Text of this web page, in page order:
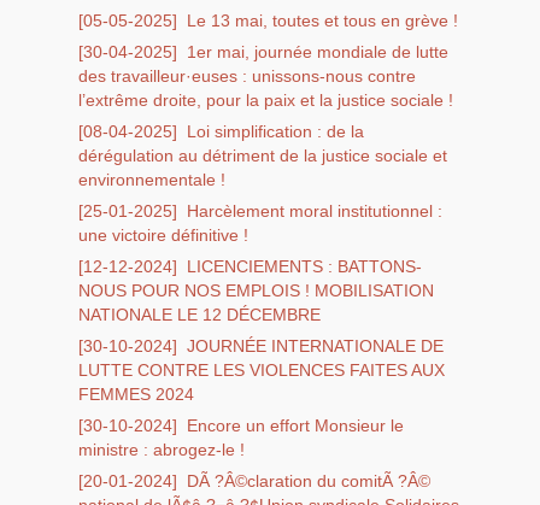
[05-05-2025]
Le 13 mai, toutes et tous en grève !
[30-04-2025]
1er mai, journée mondiale de lutte
des travailleur·euses : unissons-nous contre
l’extrême droite, pour la paix et la justice sociale !
[08-04-2025]
Loi simplification : de la
dérégulation au détriment de la justice sociale et
environnementale !
[25-01-2025]
Harcèlement moral institutionnel :
une victoire définitive !
[12-12-2024]
LICENCIEMENTS : BATTONS-
NOUS POUR NOS EMPLOIS ! MOBILISATION
NATIONALE LE 12 DÉCEMBRE
[30-10-2024] JOURNÉE INTERNATIONALE DE
LUTTE CONTRE LES VIOLENCES FAITES AUX
FEMMES 2024
[30-10-2024]
Encore un effort Monsieur le
ministre : abrogez-le !
[20-01-2024]
DÃ ?Â©claration du comitÃ ?Â©